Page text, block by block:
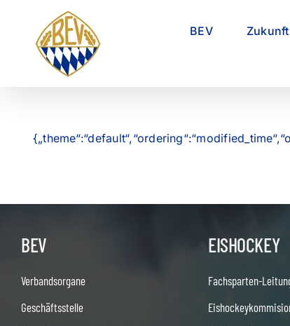
springen
BEV
BEV
Verbandsorgane
Geschäftsstelle
EISHOCKEY
Fachsparten-